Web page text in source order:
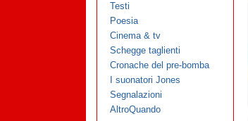
Testi
Poesia
Cinema & tv
Schegge taglienti
Cronache del pre-bomba
I suonatori Jones
Segnalazioni
AltroQuando